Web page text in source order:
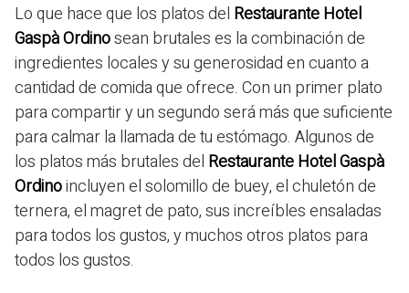
Lo que hace que los platos del Restaurante Hotel
Gaspà Ordinosean brutales es la combinación de
ingredientes locales y su generosidad en cuanto a
cantidad de comida que ofrece. Con un primer plato
para compartir y un segundo será más que suficiente
para calmar la llamada de tu estómago. Algunos de
los platos más brutales del Restaurante Hotel Gaspà
Ordinoincluyen el solomillo de buey, el chuletón de
ternera, el magret de pato, sus increíbles ensaladas
para todos los gustos, y muchos otros platos para
todos los gustos.